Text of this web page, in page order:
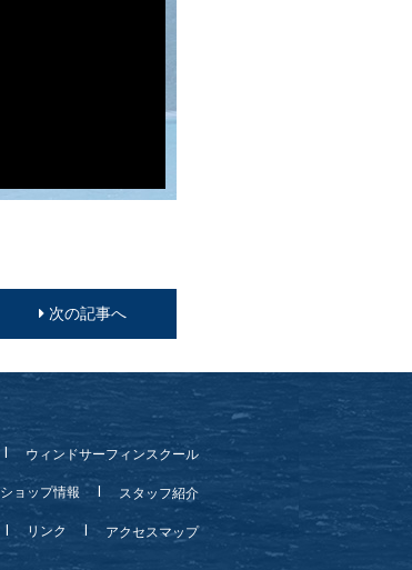
次の記事へ
ウィンドサーフィンスクール
ョップ情報 スタッフ紹介
リンク アクセスマップ